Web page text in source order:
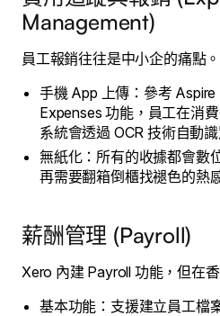
Management)
員工報銷往往是中小企的痛點。
手機 App 上傳：參考
Expenses 功能，員工在消
系統會透過 OCR 技術自動
無紙化：所有的收據都會數
再需要翻箱倒櫃找褪色的熱
薪酬管理 (Payroll)
Xero 內建 Payroll 功能，但在
基本功能：支援建立員工檔